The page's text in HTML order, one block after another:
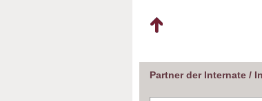
Partner der Internate /